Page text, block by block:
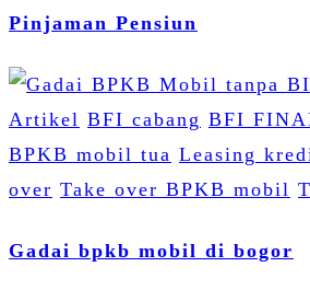
Pinjaman Pensiun
Artikel BFI cabang BFI
BPKB mobil tua Leasing
over Take over BPKB mobil
Gadai bpkb mobil di bogor